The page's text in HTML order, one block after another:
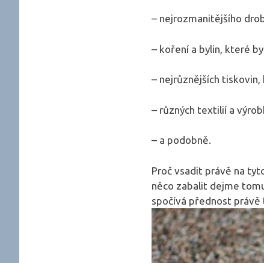
– nejrozmanitějšího
– koření a bylin, které by
– nejrůznějších
– různých textilií a
– a podobně.
Proč vsadit právě na
něco zabalit dejme
spočívá přednost právě